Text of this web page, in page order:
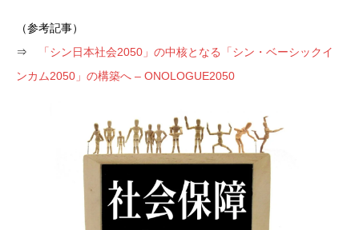
（参考記事）
⇒
「シン日本社会2050」の中核となる「シン・ベーシックイ
ンカム2050」の構築へ – ONOLOGUE2050